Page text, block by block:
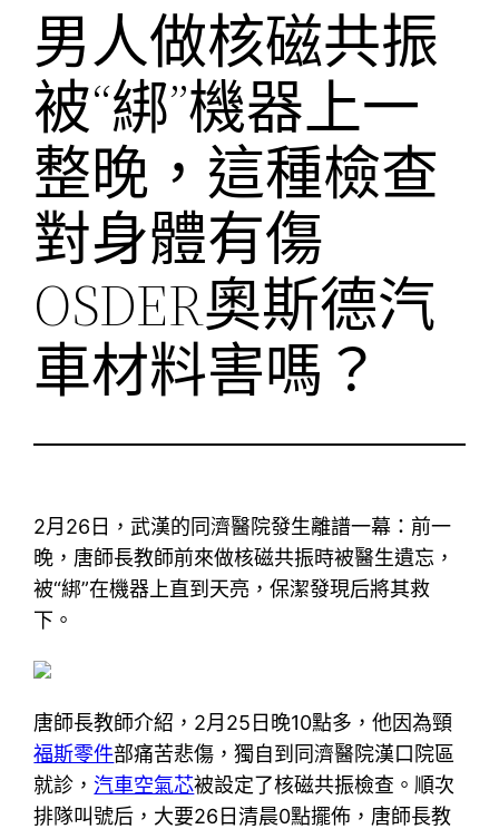
男人做核磁共振
被“綁”機器上一
整晚，這種檢查
對身體有傷
OSDER奧斯德汽
車材料害嗎？
2月26日，武漢的同濟醫院發生離譜一幕：前一
晚，唐師長教師前來做核磁共振時被醫生遺忘，
被“綁”在機器上直到天亮，保潔發現后將其救
下。
唐師長教師介紹，2月25日晚10點多，他因為頸
福斯零件部痛苦悲傷，獨自到同濟醫院漢口院區
就診，汽車空氣芯被設定了核磁共振檢查。順次
排隊叫號后，大要26日清晨0點擺佈，唐師長教